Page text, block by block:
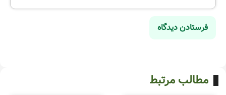
مطالب مرتبط